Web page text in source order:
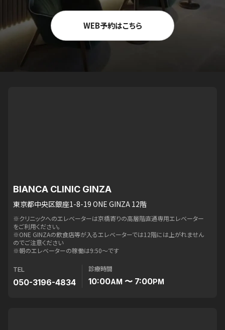
WEB予約はこちら
BIANCA CLINIC GINZA
東京都中央区銀座1-8-19 ONE GINZA 12階
※クリニックへのエレベーターは京橋寄りの高層階直通専用エレベーター
をご利用ください。
※ONE GINZAの飲食店等が入るエレベーターでは12階には上がれません
のでご注意ください
※朝のエレベーターの稼働は9:50〜です
TEL
050-3196-4834
診療時間
10:00AM 〜 7:00PM